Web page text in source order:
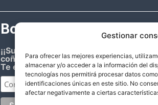
Gestionar
Para ofrecer las mejores experiencias,
almacenar y/o acceder a la información del
tecnologías nos permitirá procesar datos
identificaciones únicas en este sitio. No
afectar negativamente a ciertas
Boletín de noticias
¡¡Suscríbete y prometemos no dar
coñazo.!!
Te enviaremos sólo cosas importantes.